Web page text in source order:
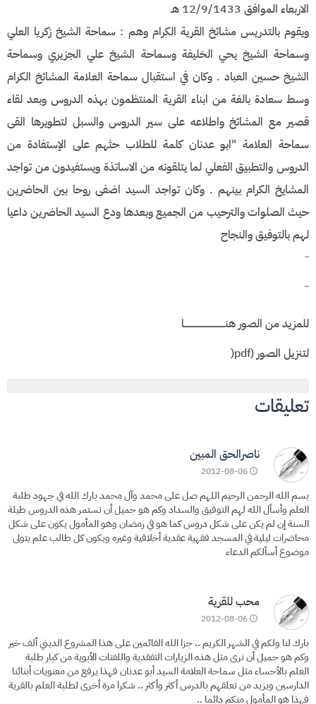
الاربعاء الموافق 12/9/1433 هـ
ويقوم بالتدريس مشائخ القرية الكرام وهم : سماحة الشيخ زكريا العلي
وسماحة الشيخ يحي الخليفة وسماحة الشيخ علي الجزيري وسماحة
الشيخ حسين العباد . وكان في استقبال سماحة العلامة المشائخ الكرام
وسط سعادة بالغة من ابناء القرية المنتظمون بهذه الدروس وبعد لقاء
قصير مع المشائخ واطلاعه على سير الدروس والسبل لتطويرها القى
سماحة العلامة "ابو عدنان كلمة للطلاب حثهم على الإستفادة من
الدروس والتطبيق الفعلي لما يتلقونه من الاساتذة ويستفيدون من تواجد
المشايخ الكرام بينهم . وكان تواجد السيد اضفى روحا بين الحاضرين
حيث الصلوات والترحيب من الجميع وبعدها ودع السيد الحاضرين داعيا
لهم بالتوفيق والنجاح
للمزيد من الصور هنـــــــــــــــــــــــــــــا
لتنزيل الصور (pdf(
تعليقات
ناصرالحق المبين
2012-08-06
بسم الله الرحمن الرحيم اللهم صل على محمد وآل محمد بارك الله في جهود طلبة
العلم وأسأل الله لهم التوفيق والسداد وكم هو جميل أن تستمر هذه الدروس طيلة
السنة إن لم يكن على شكل دروس كما هو في رمضان وهو المأمول يكون على شكل
محاضرات ليلية في المسجد فقهية عقدية أخلاقية وغيره ويكون كل طالب علم يتولى
موضوع أسألكم الدعاء
محب للقرية
2012-08-06
بارك لنا ولكم في الشهر الكريم .. جزا الله القائمين على هذا المشروع الديني ألف خير
وكم هو جميل أن نرى مثل هذه الزيارات التفقدية واللفتات الأبوية من كبار طلبة
العلم بالأحساء مثل سماحة العلامة السيد أبو عدنان فهذا يرفع من معنويات أبنائنا
الدارسين ويزيد من تعلقهم بالدرس أكثر وأكثر .. شكرا مرة أخرى لطلبة العلم بالقرية
فهذا هو المأمول منكم دائما ..